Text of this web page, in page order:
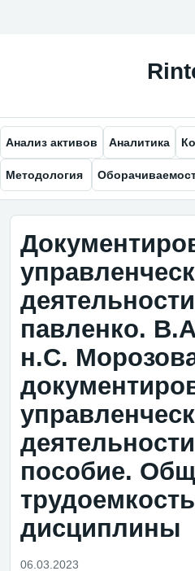
Анализ активов Аналитика
Методология
павленко.
н.С.
пособие.
трудоемкость
дисциплины
06.03.2023